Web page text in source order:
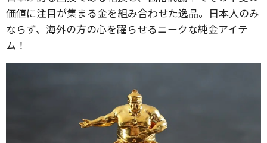
価値に注目が集まる金を組み合わせた逸品。日本人のみ
ならず、海外の方の心を躍らせるニークな純金アイテ
ム！